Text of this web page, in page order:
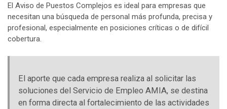
El Aviso de Puestos Complejos es ideal para empresas que
necesitan una búsqueda de personal más profunda, precisa y
profesional, especialmente en posiciones críticas o de difícil
cobertura.
El aporte que cada empresa realiza al solicitar las
soluciones del Servicio de Empleo AMIA, se destina
en forma directa al fortalecimiento de las actividades